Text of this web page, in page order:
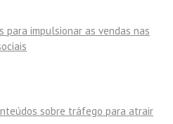
para impulsionar as vendas nas
sobre tráfego para atrair